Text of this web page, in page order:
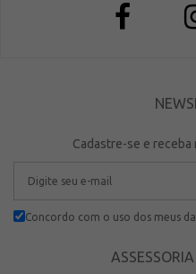
Cadastre-se e
Concordo com o uso dos meus